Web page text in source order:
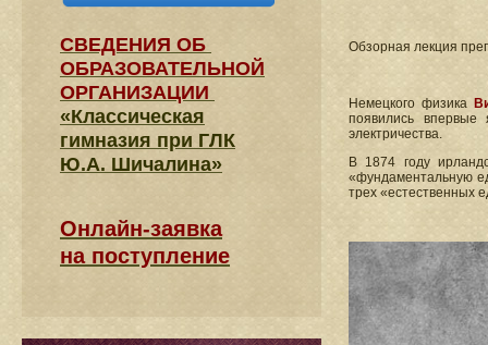
Обзорная лекция
Немецкого физика
появились
электричества.
В 1874 году
«фундаментальную
трех «естественных
СВЕДЕНИЯ​ ОБ
ОБРАЗОВАТЕЛЬНОЙ
ОРГАНИЗАЦИИ
«Классическая
гимназия при ГЛК
Ю.А. Шичалина»
Онлайн-заявка
на поступление